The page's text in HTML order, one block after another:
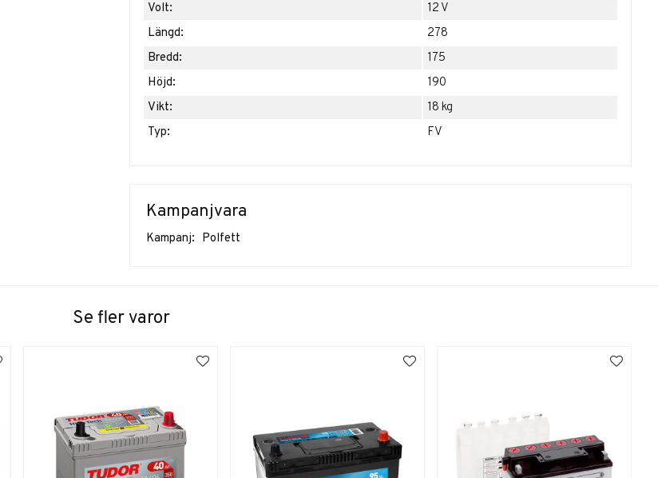
Volt:
12 V
Längd:
278
Bredd:
175
Höjd:
190
Vikt:
18 kg
Typ:
FV
Kampanjvara
Kampanj: Polfett
Se fler varor